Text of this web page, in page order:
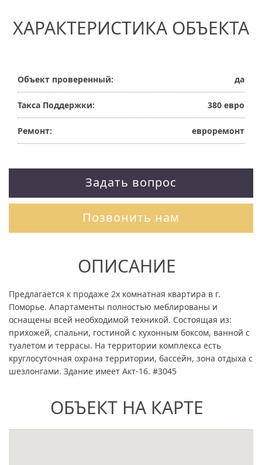
ХАРАКТЕРИСТИКА ОБЪЕКТА
Объект проверенный: да
Такса Поддержки: 380 евро
Ремонт: евроремонт
Задать вопрос
Позвонить нам
ОПИСАНИЕ
Предлагается к продаже 2х комнатная квартира в г.
Поморье. Апартаменты полностью меблированы и
оснащены всей необходимой техникой. Состоящая из:
прихожей, спальни, гостиной с кухонным боксом, ванной с
туалетом и террасы. На территории комплекса есть
круглосуточная охрана территории, бассейн, зона отдыха с
шезлонгами. Здание имеет Акт-16. #3045
ОБЪЕКТ НА КАРТЕ